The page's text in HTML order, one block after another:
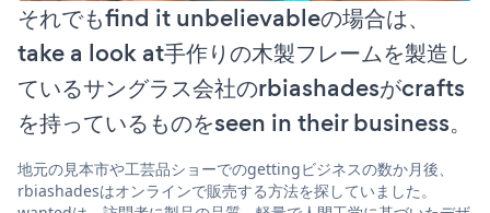
それでもfind it unbelievableの場合は、
take a look at手作りの木製フレームを製造し
ているサングラス会社のrbiashadesがcrafts
を持っているものをseen in their business。
地元の見本市や工芸品ショーでのgettingビジネスの数か月後、
rbiashadesはオンラインで販売する方法を探していました。